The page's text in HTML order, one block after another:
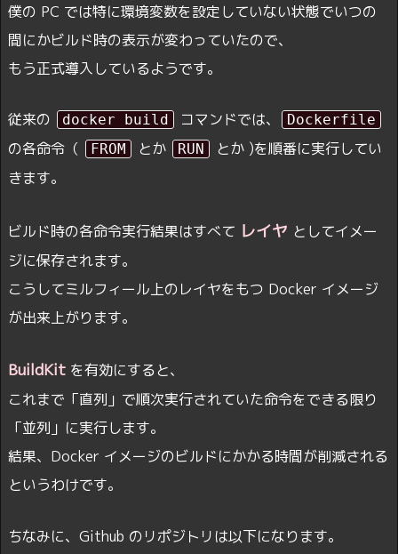
僕の PC では特に環境変数を設定していない状態でいつの
間にかビルド時の表示が変わっていたので、
もう正式導入しているようです。
従来の docker build コマンドでは、 Dockerfile
の各命令（ FROM とか RUN
とか )を順番に実行してい
きます。
ビルド時の各命令実行結果はすべて レイヤ としてイメー
ジに保存されます。
こうしてミルフィール上のレイヤをもつ Docker イメージ
が出来上がります。
BuildKit を有効にすると、
これまで「直列」で順次実行されていた命令をできる限り
「並列」に実行します。
結果、Docker イメージのビルドにかかる時間が削減される
というわけです。
ちなみに、Github のリポジトリは以下になります。